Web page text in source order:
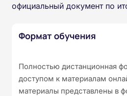
официальный документ по
Формат обучения
Полностью дистанционная
доступом к материалам
материалы представлены в